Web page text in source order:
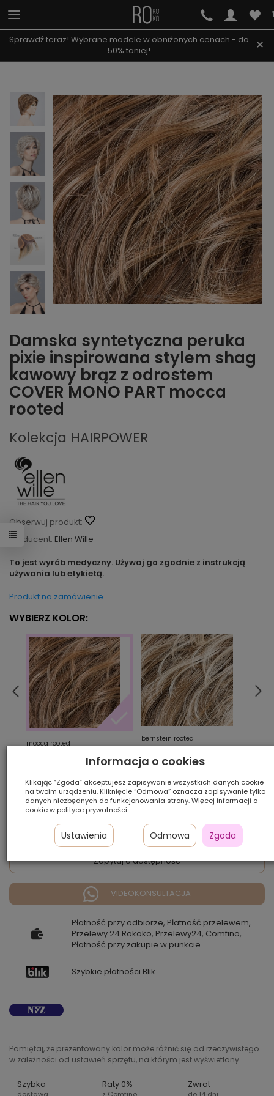
Sprawdź teraz! Wybrane modele w obniżonych cenach - do
50% taniej!
×
Damska syntetyczna peruka
pixie inspirowana stylem shag
kawowy brąz z odrostem
COVER MONO PART mocca
rooted
Kolekcja HAIRPOWER
Obserwuj produkt:
Producent: Ellen Wille
To jest wyrób medyczny. Używaj go zgodnie z instrukcją
używania lub etykietą.
Produkt na zamówienie
WYBIERZ KOLOR:
mocca rooted
bernstein rooted
Ilość szt.:
Zapytaj o dostępność
VIDEOKONSULTACJA
Płatność przy odbiorze, Płatność przelewem,
Przelewy 24 Rokoko, Przelewy24, Comfino,
Płatność przy zakupie w punkcie
Szybkie płatności Blik.
Pamiętaj, że prezentowany kolor może różnić się od rzeczywistego
w zależności od ustawień sprzętu, na którym jest wyświetlany.
Szybka Raty 0% Zwrot
Informacja o cookies
Klikając “Zgoda” akceptujesz zapisywanie wszystkich danych cookie
na twoim urządzeniu. Kliknięcie “Odmowa” oznacza zapisywanie tylko
danych niezbędnych do funkcjonowania strony. Więcej informacji o
cookie w polityce prywatności.
Ustawienia Odmowa Zgoda